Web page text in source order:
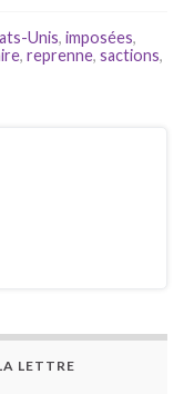
Unis, imposées,
, reprenne, sactions,
LETTRE